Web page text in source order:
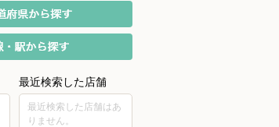
最近検索した店舗
最近検索した店舗はあ
りません。